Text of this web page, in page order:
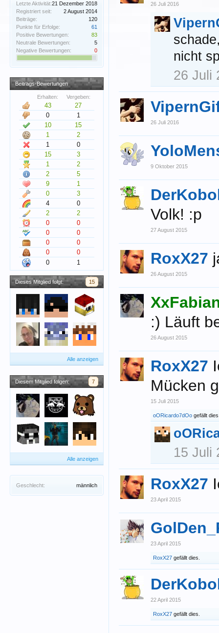
Letzte Aktivität:21 Dezember 2018
Registriert seit:
2 August 2014
Beiträge:
120
Punkte für Erfolge:
61
Positive Bewertungen:
83
Neutrale Bewertungen:
5
Negative Bewertungen:
0
Beitrags-Bewertungen
Erhalten: Vergeben:
43
27
0
1
10
15
1
2
1
0
15
3
1
2
2
5
9
1
0
3
4
0
2
2
0
0
0
0
0
0
0
0
0
1
Dieses Mitglied folgt: 15
Alle anzeigen
Diesem Mitglied folgen: 7
Alle anzeigen
Geschlecht: männlich
26 Juli 2016
nicht
26 Juli
26 Juli 2016
9 Oktober 2015
Volk! :p
27 August 2015
RoxX27
26 August 2015
:) Läuft
26 August 2015
RoxX27
Mücken
15 Juli 2015
oORicardo7dOo gefällt
15 Juli
RoxX27
23 April 2015
23 April 2015
RoxX27 gefällt dies.
22 April 2015
RoxX27 gefällt dies.